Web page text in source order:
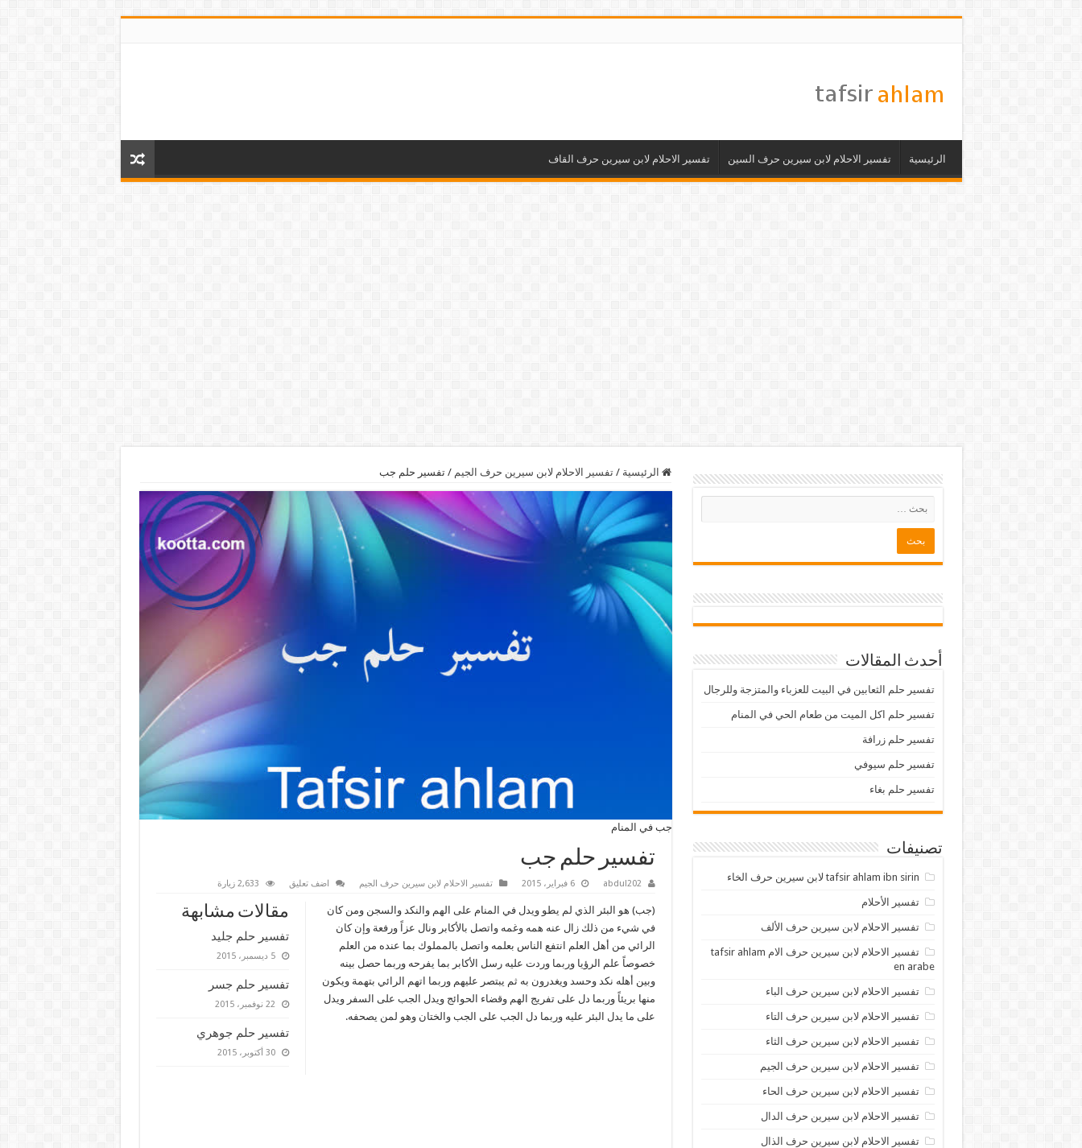
الرئيسية تفسير الاحلام لابن سيرين حرف السين تفسير الاحلام لابن سيرين حرف القاف
الرئيسية / تفسير الاحلام لابن سيرين حرف الجيم / تفسير حلم جب
جب في المنام
تفسير حلم جب
abdul202 6 فبراير، 2015 تفسير الاحلام لابن سيرين حرف الجيم اضف تعليق 2,633 زيارة
مقالات مشابهة
تفسير حلم جليد
5 ديسمبر، 2015
تفسير حلم جسر
22 نوفمبر، 2015
تفسير حلم جوهري
30 أكتوبر، 2015
(جب) هو البئر الذي لم يطو ويدل في المنام على الهم والنكد والسجن ومن كان
في شيء من ذلك زال عنه همه وغمه واتصل بالأكابر ونال عزاً ورفعة وإن كان
الرائي من أهل العلم انتفع الناس بعلمه واتصل بالمملوك بما عنده من العلم
خصوصاً علم الرؤيا وربما وردت عليه رسل الأكابر بما يفرحه وربما حصل بينه
وبين أهله نكد وحسد ويغدرون به ثم يبتصر عليهم وربما اتهم الرائي بتهمة ويكون
منها بريئاً وربما دل على تفريج الهم وقضاء الحوائج ويدل الجب على السفر ويدل
على ما يدل البئر عليه وربما دل الجب على الجب والختان وهو لمن يصحفه.
أحدث المقالات
تفسير حلم الثعابين في البيت للعزباء والمتزجة وللرجال
تفسير حلم اكل الميت من طعام الحي في المنام
تفسير حلم زرافة
تفسير حلم سيوفي
تفسير حلم بغاء
تصنيفات
tafsir ahlam ibn sirin لابن سيرين حرف الخاء
تفسير الأحلام
تفسير الاحلام لابن سيرين حرف الألف
تفسير الاحلام لابن سيرين حرف الام tafsir ahlam
en arabe
تفسير الاحلام لابن سيرين حرف الباء
تفسير الاحلام لابن سيرين حرف التاء
تفسير الاحلام لابن سيرين حرف الثاء
تفسير الاحلام لابن سيرين حرف الجيم
تفسير الاحلام لابن سيرين حرف الحاء
تفسير الاحلام لابن سيرين حرف الدال
تفسير الاحلام لابن سيرين حرف الذال